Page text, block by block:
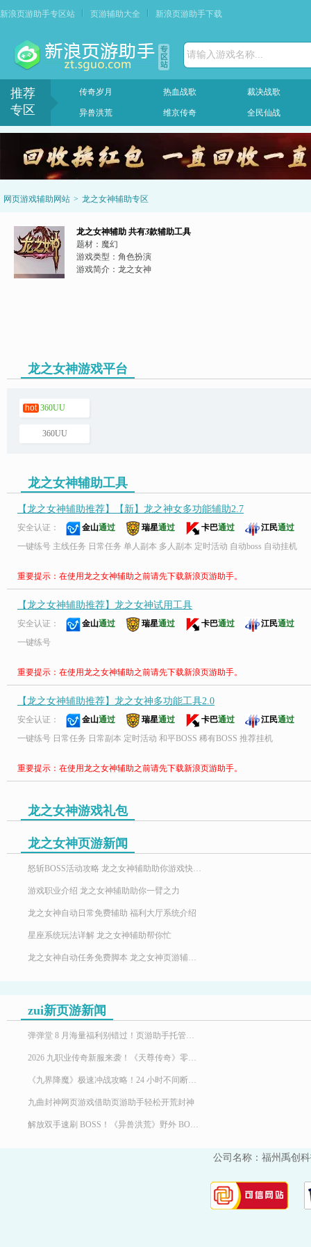
新浪页游助手专区站 页游辅助大全 新浪页游助手下载
请输入游戏名称...
推荐
专区
传奇岁月 热血战歌 裁决战歌
异兽洪荒 维京传奇 全民仙战
网页游戏辅助网站 > 龙之女神辅助专区
龙之女神辅助 共有3款辅助工具
题材： 魔幻
游戏类型： 角色扮演
游戏简介： 龙之女神
龙之女神游戏平台
hot 360UU
360UU
龙之女神辅助工具
【龙之女神辅助推荐】【新】龙之神女多功能辅助2.7
安全认证： 金山通过 瑞星通过 卡巴通过 江民通过
一键练号 主线任务 日常任务 单人副本 多人副本 定时活动 自动boss 自动挂机
重要提示：在使用龙之女神辅助之前请先下载新浪页游助手。
【龙之女神辅助推荐】龙之女神试用工具
安全认证： 金山通过 瑞星通过 卡巴通过 江民通过
一键练号
重要提示：在使用龙之女神辅助之前请先下载新浪页游助手。
【龙之女神辅助推荐】龙之女神多功能工具2.0
安全认证： 金山通过 瑞星通过 卡巴通过 江民通过
一键练号 日常任务 日常副本 定时活动 和平BOSS 稀有BOSS 推荐挂机
重要提示：在使用龙之女神辅助之前请先下载新浪页游助手。
龙之女神游戏礼包
龙之女神页游新闻
怒斩BOSS活动攻略 龙之女神辅助助你游戏快速升级
游戏职业介绍 龙之女神辅助助你一臂之力
龙之女神自动日常免费辅助 福利大厅系统介绍
星座系统玩法详解 龙之女神辅助帮你忙
龙之女神自动任务免费脚本 龙之女神页游辅助使用说明
zui新页游新闻
弹弹堂 8 月海量福利别错过！页游助手托管挂机，限定时装轻松到手
2026 九职业传奇新服来袭！《天尊传奇》零氪高效发育，快速玩转霸服
《九界降魔》极速冲战攻略！24 小时不间断堆战力霸服
九曲封神网页游戏借助页游助手轻松开荒封神
解放双手速刷 BOSS！《异兽洪荒》野外 BOSS 玩法，页游助手挂机打宝两不误
公司名称：福州禹创